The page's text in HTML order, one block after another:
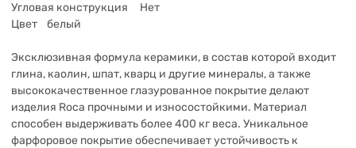
Угловая конструкция Нет
Цвет белый
Эксклюзивная формула керамики, в состав которой входит
глина, каолин, шпат, кварц и другие минералы, а также
высококачественное глазурованное покрытие делают
изделия Roca прочными и износостойкими. Материал
способен выдерживать более 400 кг веса. Уникальное
фарфоровое покрытие обеспечивает устойчивость к